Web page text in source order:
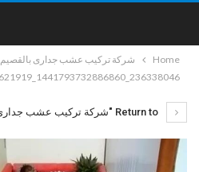
Home
شركة تركيب عشب جدارى بالقصيم 0537165493
236338046_1441793732886860_1303534446774621919_n